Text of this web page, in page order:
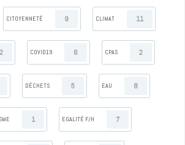
CITOYENNETÉ 9 CLIMAT 11
COVID19 6 CPAS 2
DÉCHETS 5 EAU 8
1 EGALITÉ F/H 7